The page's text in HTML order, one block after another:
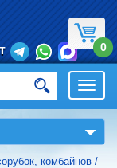
0
▼
комбайнов /